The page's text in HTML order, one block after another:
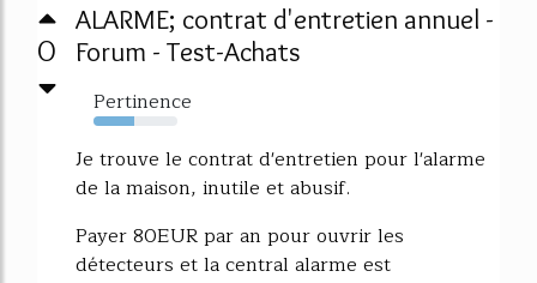
0
ALARME; contrat d'entretien annuel -
Forum - Test-Achats
Pertinence
49%
Je trouve le contrat d'entretien pour l'alarme
de la maison, inutile et abusif.
Payer 80EUR par an pour ouvrir les
détecteurs et la central alarme est